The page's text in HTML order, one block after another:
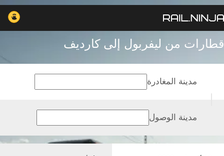
قطارات من ليفربول إلى كارديف
مدينة المغادرة
مدينة الوصول